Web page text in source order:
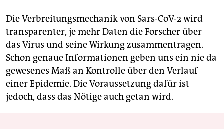
Die Verbreitungsmechanik von Sars-CoV-2 wird
transparenter, je mehr Daten die Forscher über
das Virus und seine Wirkung zusammentragen.
Schon genaue Informationen geben uns ein nie da
gewesenes Maß an Kontrolle über den Verlauf
einer Epidemie. Die Voraussetzung dafür ist
jedoch, dass das Nötige auch getan wird.